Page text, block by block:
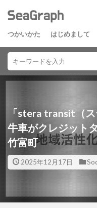
つかいかた はじめまして
「stera transit（ス
牛車がクレジット
竹富町
2025年12月17日